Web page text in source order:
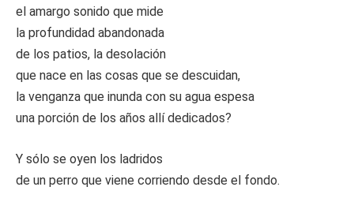
el amargo sonido que mide
la profundidad abandonada
de los patios, la desolación
que nace en las cosas que se descuidan,
la venganza que inunda con su agua espesa
una porción de los años allí dedicados?
Y sólo se oyen los ladridos
de un perro que viene corriendo desde el fondo.